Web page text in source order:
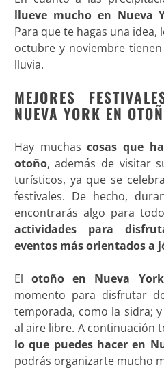
llueve mucho en Nueva
Para que te hagas una idea,
octubre y noviembre
lluvia.
MEJORES
NUEVA YORK EN
Hay muchascosas que
otoño, además de visitar
turísticos, ya que se
festivales. De hecho,
encontrarás algo para
actividades para
eventos más orientados a
Elotoño en Nueva York
momento para disfrutar
temporada, como la sidra;
al aire libre. A continuación
lo que puedes hacer en
podrás organizarte mucho